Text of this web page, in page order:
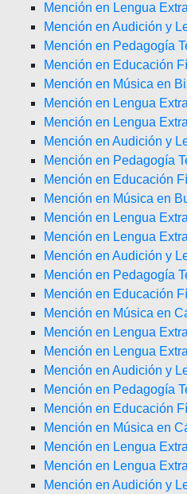
Mención en Lengua
Mención en Audición y
Mención en Pedagogía
Mención en Educación
Mención en Música en
Mención en Lengua
Mención en Lengua
Mención en Audición y
Mención en Pedagogía
Mención en Educación
Mención en Música en
Mención en Lengua
Mención en Lengua
Mención en Audición y
Mención en Pedagogía
Mención en Educación
Mención en Música en
Mención en Lengua
Mención en Lengua
Mención en Audición y
Mención en Pedagogía
Mención en Educación
Mención en Música en
Mención en Lengua
Mención en Lengua
Mención en Audición y